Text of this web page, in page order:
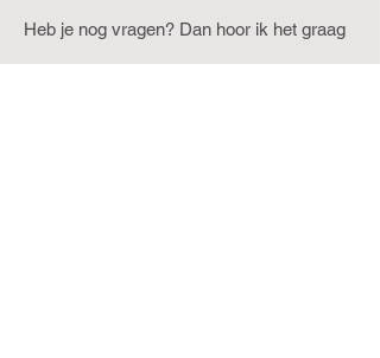
Heb je nog vragen? Dan hoor ik het graag